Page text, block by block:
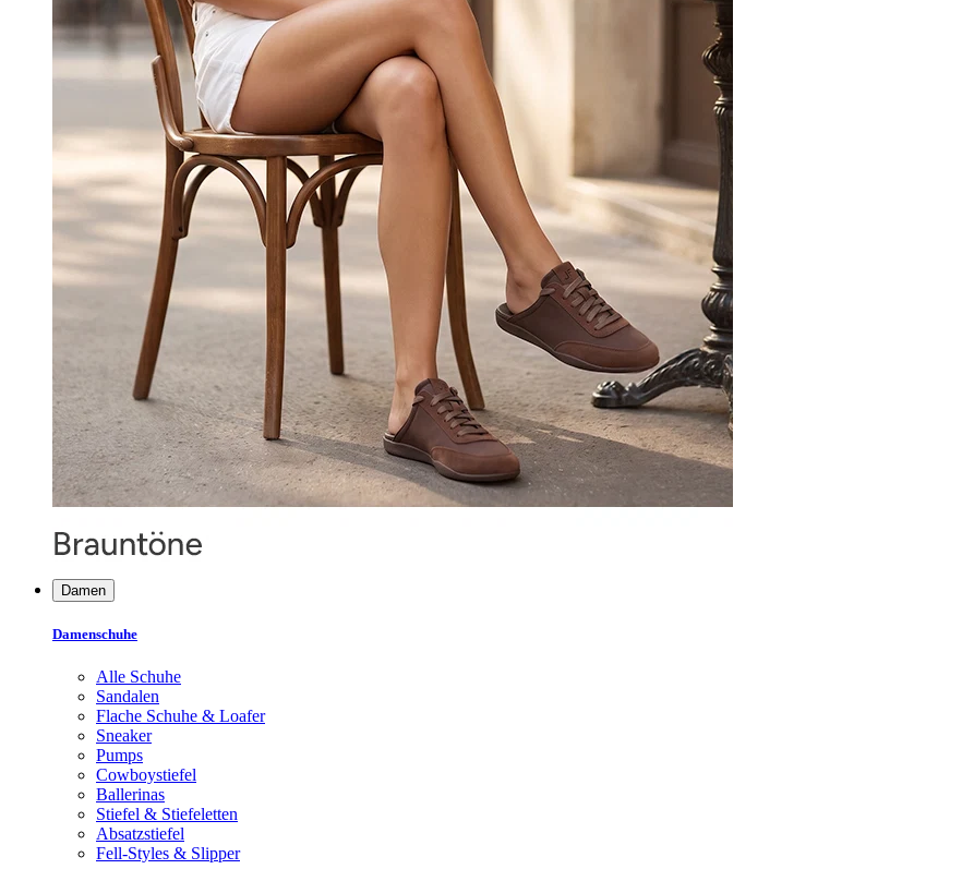
Damen
Damenschuhe
Alle Schuhe
Sandalen
Flache Schuhe & Loafer
Sneaker
Pumps
Cowboystiefel
Ballerinas
Stiefel & Stiefeletten
Absatzstiefel
Fell-Styles & Slipper